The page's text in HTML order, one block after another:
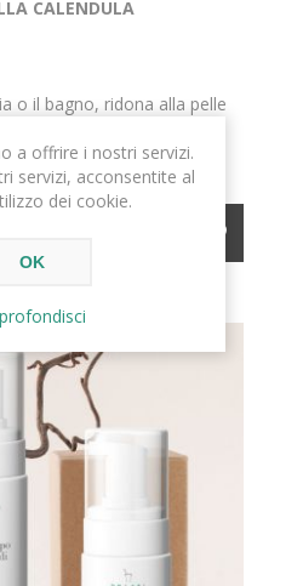
CALENDULA
o il bagno, ridona alla pelle
a offrire i nostri servizi.
servizi, acconsentite al
dei cookie.
OK